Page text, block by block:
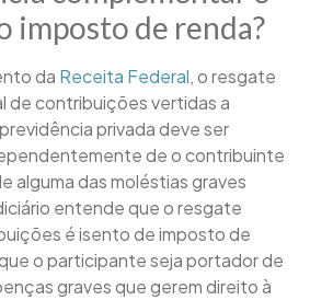
imposto de renda?
da Receita Federal, o resgate
de contribuições vertidas a
privada deve ser
de o contribuinte
alguma das moléstias graves
entende que o resgate
é isento de imposto de
o participante seja portador de
graves que gerem direito à